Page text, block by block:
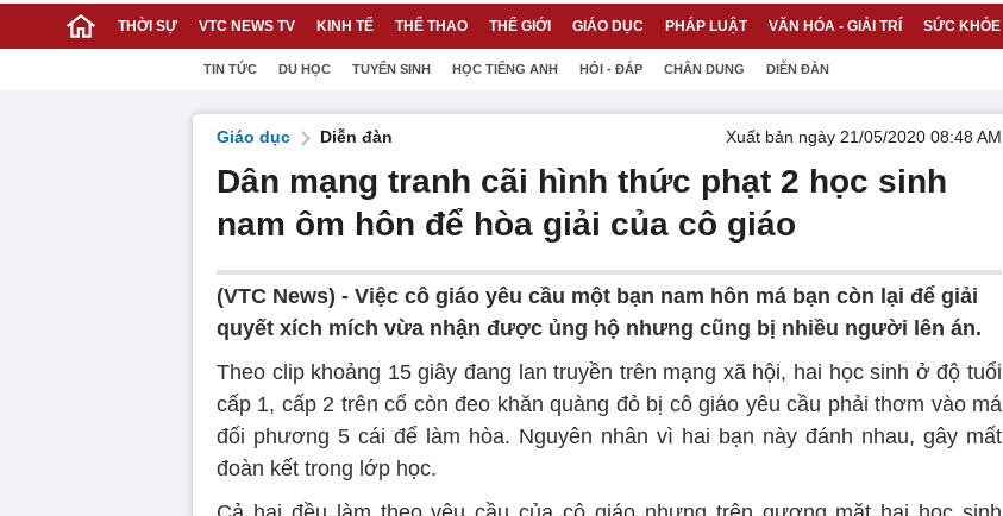
THỜI SỰ VTC NEWS TV KINH TẾ THỂ THAO THẾ GIỚI GIÁO DỤC PHÁP LUẬT VĂN HÓA - GIẢI TRÍ SỨC KHỎE
TIN TỨC DU HỌC TUYỂN SINH HỌC TIẾNG ANH HỎI - ĐÁP CHÂN DUNG DIỄN ĐÀN
Giáo dục Diễn đàn Xuất bản ngày 21/05/2020 08:48 AM
Dân mạng tranh cãi hình thức phạt 2 học sinh
nam ôm hôn để hòa giải của cô giáo
(VTC News) - Việc cô giáo yêu cầu một bạn nam hôn má bạn còn lại để giải
quyết xích mích vừa nhận được ủng hộ nhưng cũng bị nhiều người lên án.
Theo clip khoảng 15 giây đang lan truyền trên mạng xã hội, hai học sinh ở độ tuổi
cấp 1, cấp 2 trên cổ còn đeo khăn quàng đỏ bị cô giáo yêu cầu phải thơm vào má
đối phương 5 cái để làm hòa. Nguyên nhân vì hai bạn này đánh nhau, gây mất
đoàn kết trong lớp học.